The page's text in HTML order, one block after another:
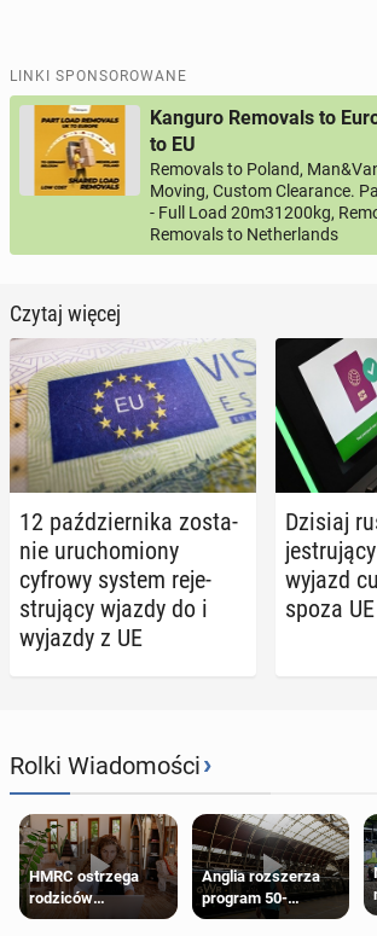
LINKI SPONSOROWANE
Kanguro Removals to
to EU
Removals to Poland,
Moving, Custom Clearance.
- Full Load 20m31200kg,
Removals to Netherlands
Czytaj więcej
12 paź­dzier­ni­ka zo­sta­
nie uru­cho­mio­ny
cyfrowy system re­je­
stru­ją­cy wjazdy do i
wyjazdy z UE
Dzisiaj
wyjazd
spoza UE
Rolki Wiadomości›
HMRC ostrzega
rodziców
pobierających Child
Anglia rozszerza
program 50-
procentowych